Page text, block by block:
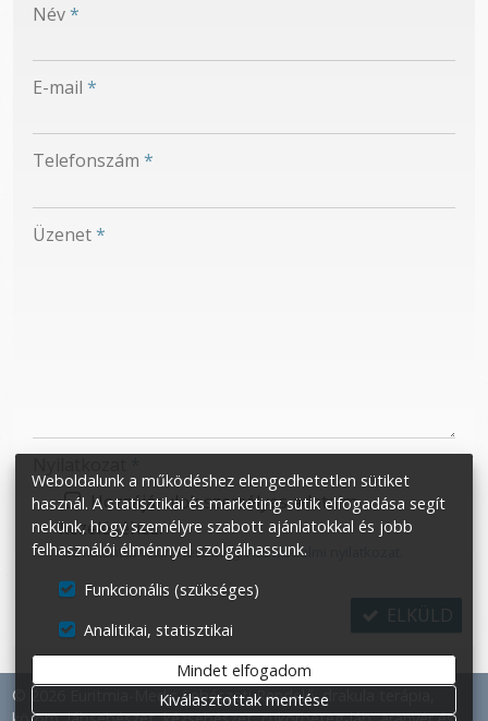
-
Név*
E-mail *
Telefonszám *
Üzenet*
Hozzájárulok személyes adataim
kezeléséhez.
Ide kattintva tekinthető meg:Adatvédelmi nyilatkozat
ELKÜLD
© 2026 Euritmia-Medic Sebészeti Rendelő: drakula terápia,
Weboldalunk a működéshez elengedhetetlen sütiket
használ. A statisztikai és marketing sütik elfogadása segít
nekünk, hogy személyre szabott ajánlatokkal és jobb
felhasználói élménnyel szolgálhassunk.
Funkcionális (szükséges)
Analitikai, statisztikai
Mindet elfogadom
Kiválasztottak mentése